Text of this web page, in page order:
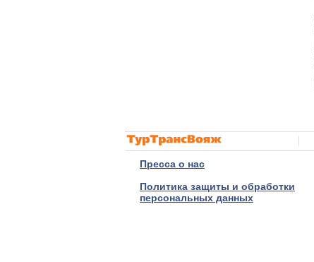
Пресса о нас
Политика защиты и обработки
персональных данных